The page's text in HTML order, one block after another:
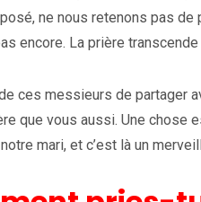
ne nous retenons pas
encore. La prière
ces messieurs de partager
que vous aussi. Une
mari, et c’est là un